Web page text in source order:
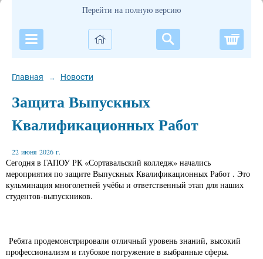
Перейти на полную версию
Главная → Новости
Защита Выпускных
Квалификационных Работ
22 июня 2026 г.
Сегодня в ГАПОУ РК «Сортавальский колледж» начались
мероприятия по защите Выпускных Квалификационных Работ . Это
кульминация многолетней учёбы и ответственный этап для наших
студентов-выпускников.
Ребята продемонстрировали отличный уровень знаний, высокий
профессионализм и глубокое погружение в выбранные сферы.